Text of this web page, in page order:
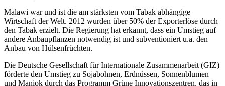
Malawi war und ist die am stärksten vom Tabak abhängige
Wirtschaft der Welt. 2012 wurden über 50% der Exporterlöse durch
den Tabak erzielt. Die Regierung hat erkannt, dass ein Umstieg auf
andere Anbaupflanzen notwendig ist und subventioniert u.a. den
Anbau von Hülsenfrüchten.
Die Deutsche Gesellschaft für Internationale Zusammenarbeit (GIZ)
förderte den Umstieg zu Sojabohnen, Erdnüssen, Sonnenblumen
und Maniok durch das Programm Grüne Innovationszentren, das in